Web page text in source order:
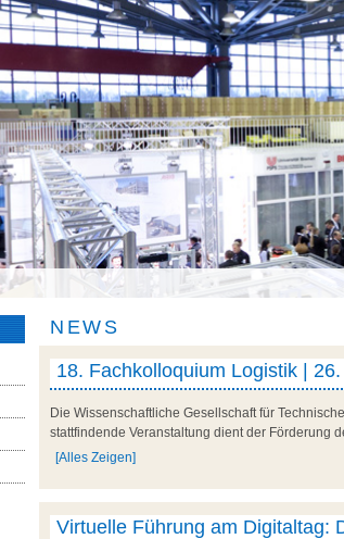
NEWS
18. Fachkolloquium Logistik |
Die Wissenschaftliche Gesellschaft für
stattfindende Veranstaltung dient der Förderung
[Alles Zeigen]
Virtuelle Führung am Digitaltag: